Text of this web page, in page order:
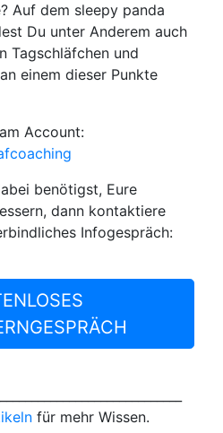
Auf dem sleepy panda
Du unter Anderem auch
Tagschläfchen und
einem dieser Punkte
Account:
benötigst, Eure
dann kontaktiere
Infogespräch:
für mehr Wissen.